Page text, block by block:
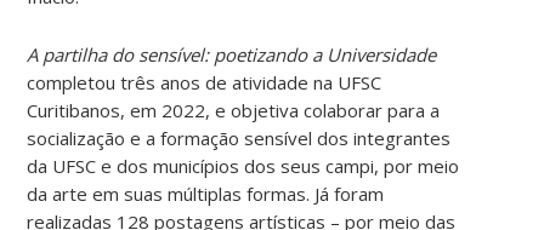
A partilha do sensível: poetizando a Universidade
completou três anos de atividade na UFSC
Curitibanos, em 2022, e objetiva colaborar para a
socialização e a formação sensível dos integrantes
da UFSC e dos municípios dos seus campi, por meio
da arte em suas múltiplas formas. Já foram
realizadas 128 postagens artísticas – por meio das